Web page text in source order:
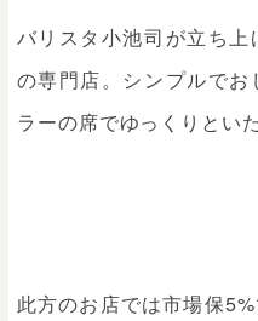
バリスタ小池司が立ち
の専門店。シンプルで
ラーの席でゆっくりとい
此方のお店では市場保